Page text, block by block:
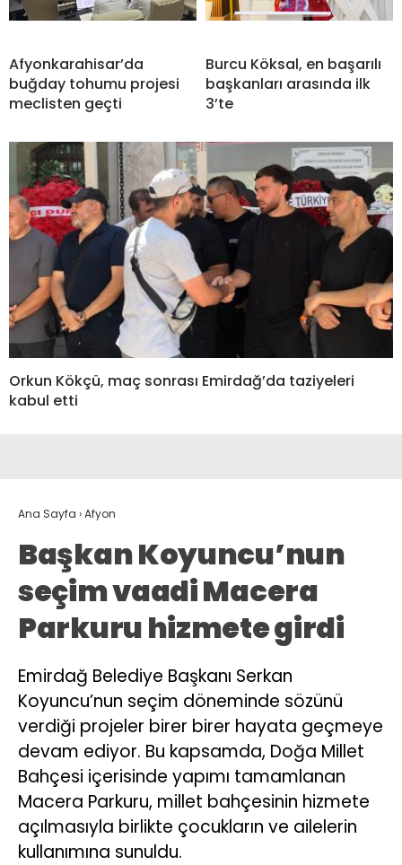
Afyonkarahisar’da
buğday tohumu projesi
meclisten geçti
Burcu Köksal, en başarılı
başkanları arasında ilk
3’te
Orkun Kökçü, maç sonrası Emirdağ’da taziyeleri
kabul etti
Ana Sayfa ›Afyon
Başkan Koyuncu’nun
seçim vaadi Macera
Parkuru hizmete girdi
Emirdağ Belediye Başkanı Serkan
Koyuncu’nun seçim döneminde sözünü
verdiği projeler birer birer hayata geçmeye
devam ediyor. Bu kapsamda, Doğa Millet
Bahçesi içerisinde yapımı tamamlanan
Macera Parkuru, millet bahçesinin hizmete
açılmasıyla birlikte çocukların ve ailelerin
kullanımına sunuldu.